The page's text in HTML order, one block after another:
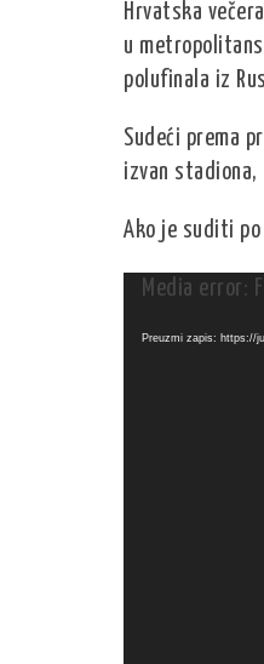
Hrvatska
u
polufinala iz
Sudeći prema
izvan stadiona,
Ako je suditi
Reproduktor
videozapisa
Media error:
Preuzmi zapis: https://